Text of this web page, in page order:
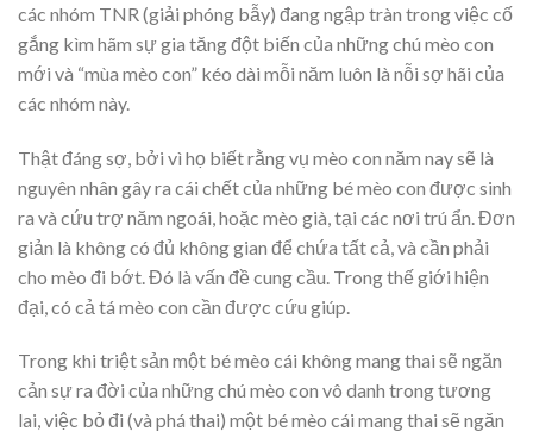
các nhóm TNR (giải phóng bẫy) đang ngập tràn trong việc cố
gắng kìm hãm sự gia tăng đột biến của những chú mèo con
mới và “mùa mèo con” kéo dài mỗi năm luôn là nỗi sợ hãi của
các nhóm này.
Thật đáng sợ, bởi vì họ biết rằng vụ mèo con năm nay sẽ là
nguyên nhân gây ra cái chết của những bé mèo con được sinh
ra và cứu trợ năm ngoái, hoặc mèo già, tại các nơi trú ẩn. Đơn
giản là không có đủ không gian để chứa tất cả, và cần phải
cho mèo đi bớt. Đó là vấn đề cung cầu. Trong thế giới hiện
đại, có cả tá mèo con cần được cứu giúp.
Trong khi triệt sản một bé mèo cái không mang thai sẽ ngăn
cản sự ra đời của những chú mèo con vô danh trong tương
lai, việc bỏ đi (và phá thai) một bé mèo cái mang thai sẽ ngăn